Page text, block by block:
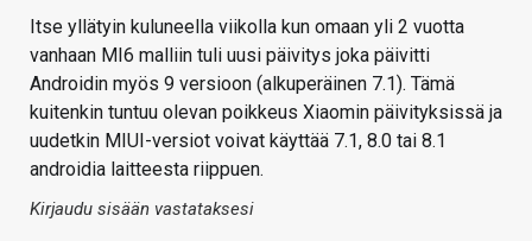
Itse yllätyin kuluneella viikolla kun omaan yli 2 vuotta
vanhaan MI6 malliin tuli uusi päivitys joka päivitti
Androidin myös 9 versioon (alkuperäinen 7.1). Tämä
kuitenkin tuntuu olevan poikkeus Xiaomin päivityksissä ja
uudetkin MIUI-versiot voivat käyttää 7.1, 8.0 tai 8.1
androidia laitteesta riippuen.
Kirjaudu sisään vastataksesi